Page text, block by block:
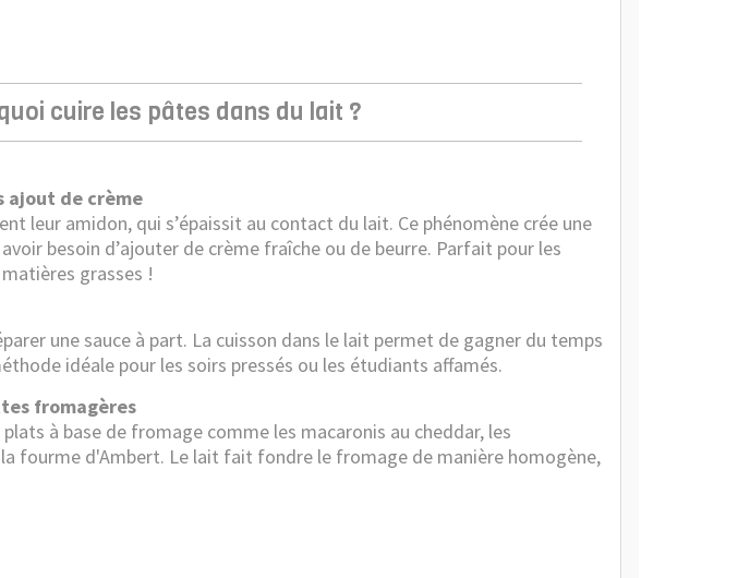
cuire les pâtes dans du lait ?
ajout de crème
leur amidon, qui s’épaissit au contact du lait. Ce phénomène crée une
besoin d’ajouter de crème fraîche ou de beurre. Parfait pour les
grasses !
une sauce à part. La cuisson dans le lait permet de gagner du temps
idéale pour les soirs pressés ou les étudiants affamés.
fromagères
à base de fromage comme les macaronis au cheddar, les
fourme d'Ambert. Le lait fait fondre le fromage de manière homogène,